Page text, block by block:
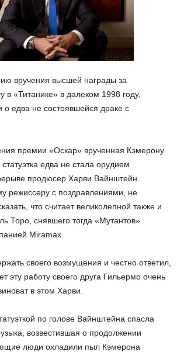
вручения высшей награды за
в «Титанике» в далеком 1998 году,
о едва не состоявшейся драке с
премии «Оскар» врученная Кэмерону
едва не стала орудием
продюсер Харви Вайнштейн
режиссеру с поздравлениями, не
что считает великолепной также и
Торо, снявшего тогда «Мутантов»
Miramax.
своего возмущения и честно ответил,
эту работу своего друга Гильермо очень
в этом Харви.
по голове Вайнштейна спасла
возвестившая о продолжении
люди охладили пыл Кэмерона